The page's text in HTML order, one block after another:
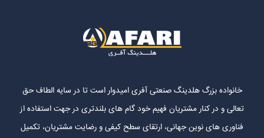
خانواده بزرگ هلدینگ صنعتی آفری امیدوار است تا در سایه الطاف حق
تعالی و در کنار مشتریان فهیم خود گام های بلندتری در جهت استفاده از
فناوری های نوین جهانی، ارتقای سطح کیفی و رضایت مشتریان، تکمیل